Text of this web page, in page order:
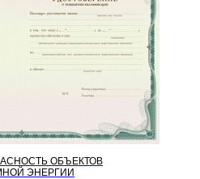
ОБЪЕКТОВ
ЭНЕРГИИ